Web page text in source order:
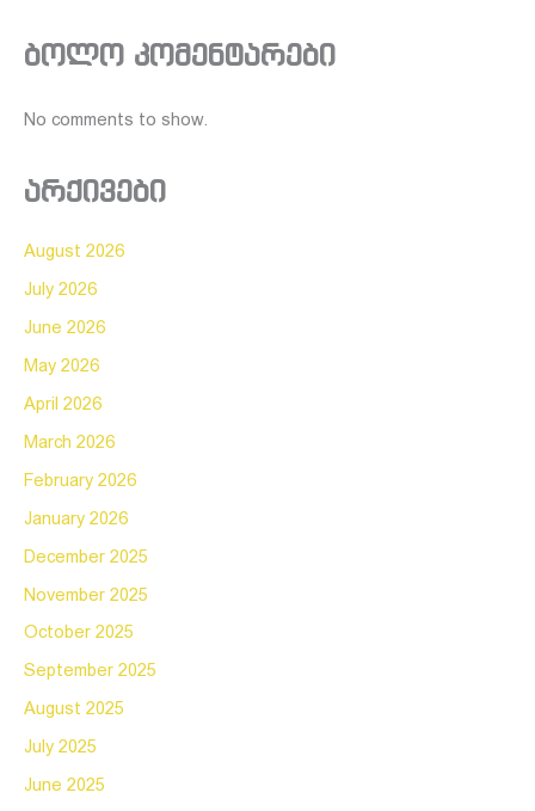
ბოლო კომენტარები
No comments to show.
არქივები
August 2026
July 2026
June 2026
May 2026
April 2026
March 2026
February 2026
January 2026
December 2025
November 2025
October 2025
September 2025
August 2025
July 2025
June 2025